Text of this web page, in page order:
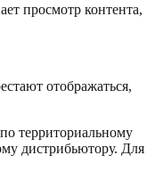
просмотр контента,
отображаться,
территориальному
дистрибьютору. Для